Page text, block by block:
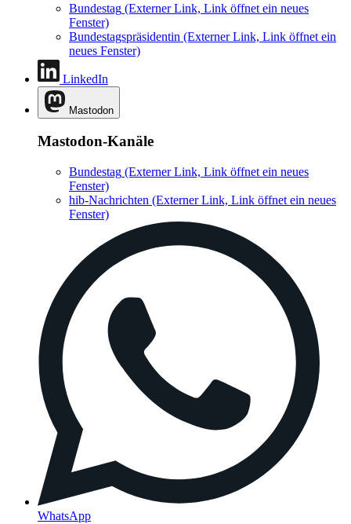
Bundestag (Externer Link, Link öffnet ein neues
Fenster)
Bundestagspräsidentin (Externer Link, Link öffnet ein
neues Fenster)
LinkedIn
Mastodon
Mastodon-Kanäle
Bundestag (Externer Link, Link öffnet ein neues
Fenster)
hib-Nachrichten (Externer Link, Link öffnet ein neues
Fenster)
WhatsApp